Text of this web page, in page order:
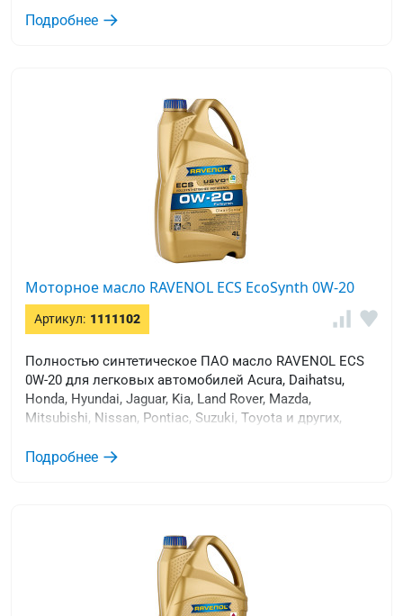
Подробнее
Моторное масло RAVENOL ECS EcoSynth 0W-20
Артикул: 1111102
Полностью синтетическое ПАО масло RAVENOL ECS
0W-20 для легковых автомобилей Acura, Daihatsu,
Honda, Hyundai, Jaguar, Kia, Land Rover, Mazda,
Mitsubishi, Nissan, Pontiac, Suzuki, Toyota и других,
новейшего уровня качества ACEA C6, а так же
Подробнее